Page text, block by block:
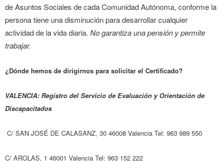
de Asuntos Sociales de cada Comunidad Autónoma, conforme la
persona tiene una disminución para desarrollar cualquier
actividad de la vida diaria. No garantiza una pensión y permite
trabajar.
¿Dónde hemos de dirigirnos para solicitar el Certificado?
VALENCIA: Registro del Servicio de Evaluación y Orientación de
Discapacitados
C/ SAN JOSÉ DE CALASANZ, 30 46008 Valencia Tel: 963 989 550
C/ AROLAS, 1 46001 Valencia Tel: 963 152 222